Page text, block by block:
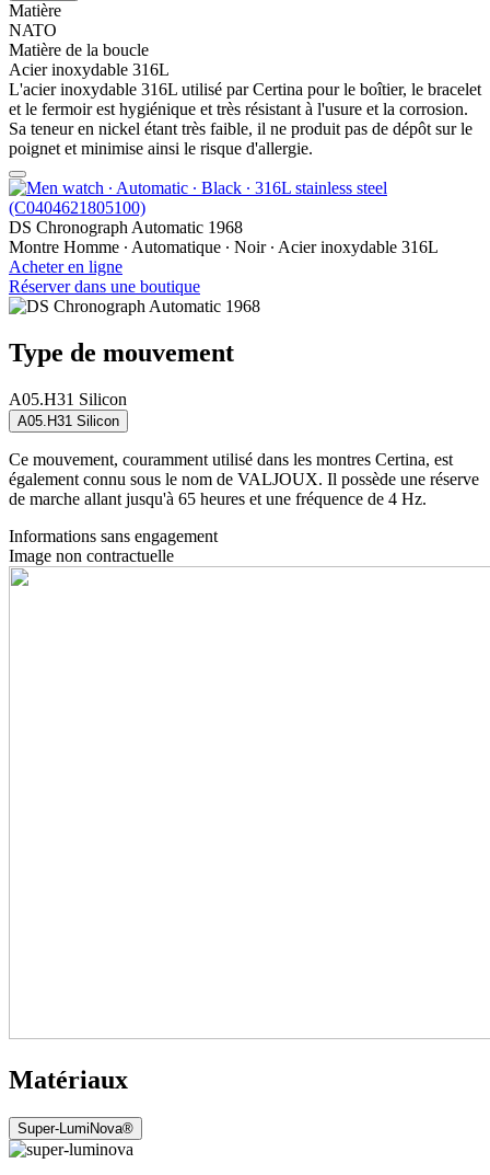
Matière
NATO
Matière de la boucle
Acier inoxydable 316L
L'acier inoxydable 316L utilisé par Certina pour le boîtier, le bracelet
et le fermoir est hygiénique et très résistant à l'usure et la corrosion.
Sa teneur en nickel étant très faible, il ne produit pas de dépôt sur le
poignet et minimise ainsi le risque d'allergie.
DS Chronograph Automatic 1968
Montre Homme ∙ Automatique ∙ Noir ∙ Acier inoxydable 316L
Acheter en ligne
Réserver dans une boutique
Type de mouvement
A05.H31 Silicon
A05.H31 Silicon
Ce mouvement, couramment utilisé dans les montres Certina, est
également connu sous le nom de VALJOUX. Il possède une réserve
de marche allant jusqu'à 65 heures et une fréquence de 4 Hz.
Informations sans engagement
Image non contractuelle
Matériaux
Super-LumiNova®